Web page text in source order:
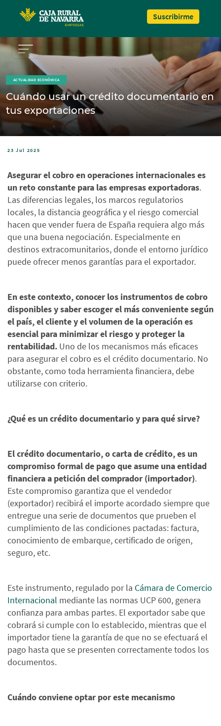
Suscribirme
ACTUALIDAD ECONÓMICA
Cuándo usar un crédito documentario en
tus exportaciones
23 Jul 2025
Asegurar el cobro en operaciones internacionales es
un reto constante para las empresas exportadoras.
Las diferencias legales, los marcos regulatorios
locales, la distancia geográfica y el riesgo comercial
hacen que vender fuera de España requiera algo más
que una buena negociación. Especialmente en
destinos extracomunitarios, donde el entorno jurídico
puede ofrecer menos garantías para el exportador.
En este contexto, conocer los instrumentos de cobro
disponibles y saber escoger el más conveniente según
el país, el cliente y el volumen de la operación es
esencial para minimizar el riesgo y proteger la
rentabilidad. Uno de los mecanismos más eficaces
para asegurar el cobro es el crédito documentario. No
obstante, como toda herramienta financiera, debe
utilizarse con criterio.
¿Qué es un crédito documentario y para qué sirve?
El crédito documentario, o carta de crédito, es un
compromiso formal de pago que asume una entidad
financiera a petición del comprador (importador).
Este compromiso garantiza que el vendedor
(exportador) recibirá el importe acordado siempre que
entregue una serie de documentos que prueben el
cumplimiento de las condiciones pactadas: factura,
conocimiento de embarque, certificado de origen,
seguro, etc.
Este instrumento, regulado por la Cámara de Comercio
Internacional mediante las normas UCP 600, genera
confianza para ambas partes. El exportador sabe que
cobrará si cumple con lo establecido, mientras que el
importador tiene la garantía de que no se efectuará el
pago hasta que se presenten correctamente todos los
documentos.
Cuándo conviene optar por este mecanismo